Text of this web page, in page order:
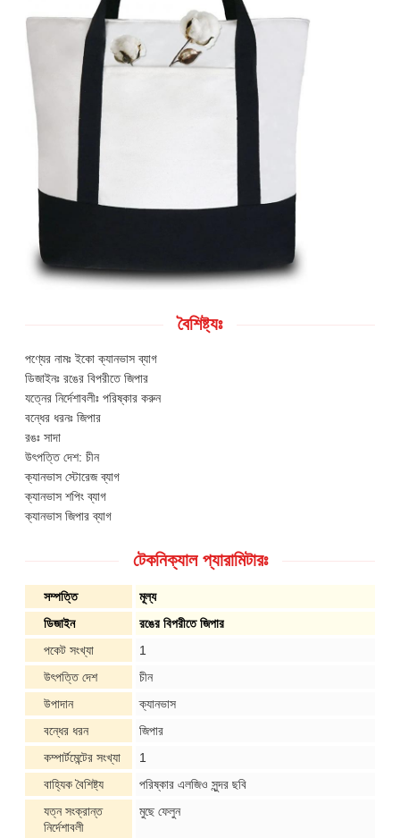
একটি বার্তা রেখে যান
আমরা শীঘ্রই আপনাকে আবার কল করব!
বৈশিষ্ট্যঃ
পণ্যের নামঃ ইকো ক্যানভাস ব্যাগ
ডিজাইনঃ রঙের বিপরীতে জিপার
যত্নের নির্দেশাবলীঃ পরিষ্কার করুন
বন্ধের ধরনঃ জিপার
রঙঃ সাদা
উৎপত্তি দেশ: চীন
ক্যানভাস স্টোরেজ ব্যাগ
ক্যানভাস শপিং ব্যাগ
ক্যানভাস জিপার ব্যাগ
টেকনিক্যাল প্যারামিটারঃ
সম্পত্তি
মূল্য
ডিজাইন
রঙের বিপরীতে জিপার
পকেট সংখ্যা
1
উৎপত্তি দেশ
চীন
উপাদান
ক্যানভাস
বন্ধের ধরন
জিপার
কম্পার্টমেন্টের সংখ্যা
1
বাহ্যিক বৈশিষ্ট্য
পরিষ্কার এলজিও সুন্দর ছবি
যত্ন সংক্রান্ত
নির্দেশাবলী
মুছে ফেলুন